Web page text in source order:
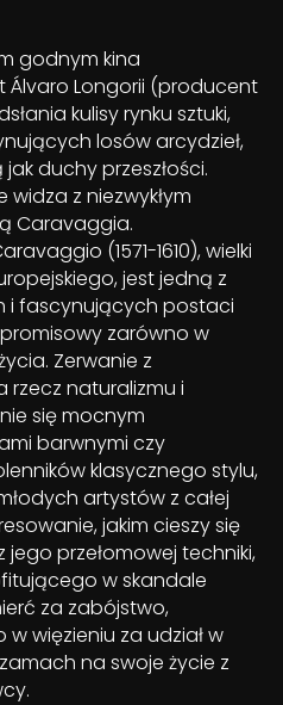
godnym kina
Longorii (producent
kulisy rynku sztuki,
losów arcydzieł,
duchy przeszłości.
z niezwykłym
Caravaggia.
(1571-1610), wielki
jest jedną z
i fascynujących postaci
zarówno w
Zerwanie z
rzecz naturalizmu i
się mocnym
barwnymi czy
klasycznego stylu,
artystów z całej
jakim cieszy się
jego przełomowej techniki,
w skandale
za zabójstwo,
więzieniu za udział w
na swoje życie z